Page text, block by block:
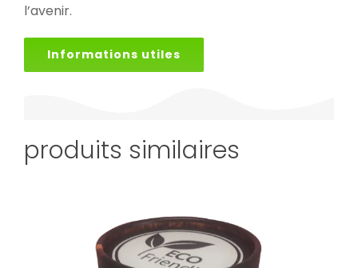
l’avenir.
Informations utiles
produits similaires